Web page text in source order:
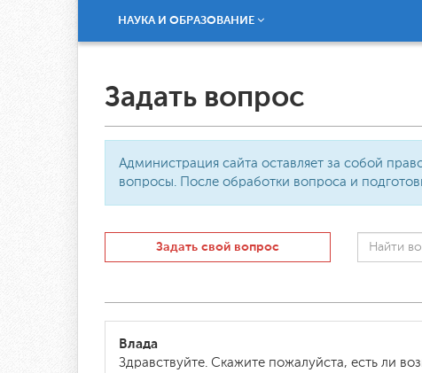
НАУКА И ОБРАЗОВАНИЕ
Задать вопрос
Администрация сайта оставляет за собой
вопросы. После обработки вопроса и
Задать свой вопрос
Влада
Здравствуйте. Скажите пожалуйста, есть ли